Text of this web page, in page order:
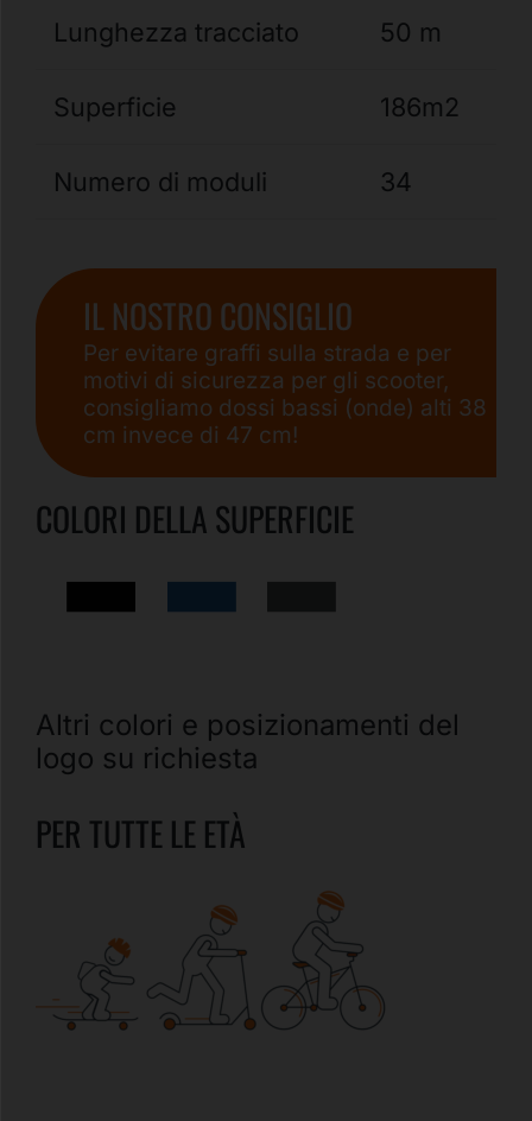
Lunghezza tracciato 50 m
Superficie 186m2
Numero di moduli 34
IL NOSTRO CONSIGLIO
Per evitare graffi sulla strada e per
motivi di sicurezza per gli scooter,
consigliamo dossi bassi (onde) alti 38
cm invece di 47 cm!
COLORI DELLA SUPERFICIE
Altri colori e posizionamenti del
logo su richiesta
PER TUTTE LE ETÀ